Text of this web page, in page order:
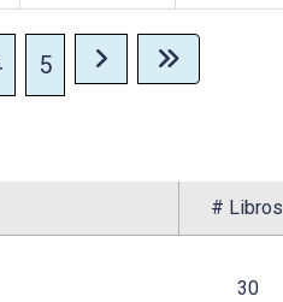
5
# Libros
30